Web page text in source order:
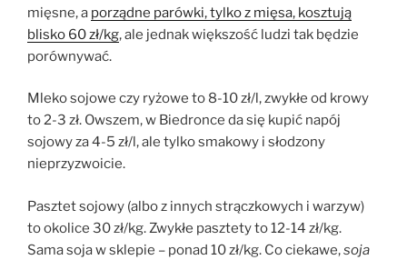
mięsne, a porządne parówki, tylko z mięsa, kosztują
blisko 60 zł/kg, ale jednak większość ludzi tak będzie
porównywać.
Mleko sojowe czy ryżowe to 8-10 zł/l, zwykłe od krowy
to 2-3 zł. Owszem, w Biedronce da się kupić napój
sojowy za 4-5 zł/l, ale tylko smakowy i słodzony
nieprzyzwoicie.
Pasztet sojowy (albo z innych strączkowych i warzyw)
to okolice 30 zł/kg. Zwykłe pasztety to 12-14 zł/kg.
Sama soja w sklepie – ponad 10 zł/kg. Co ciekawe,soja